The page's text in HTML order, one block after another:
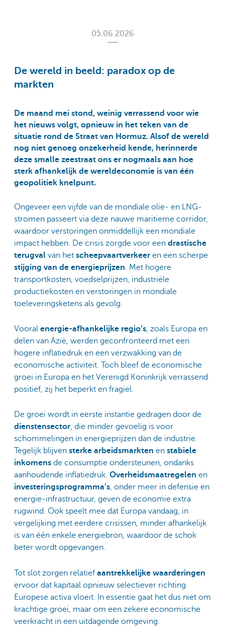
05.06.2026
De wereld in beeld: paradox op de
markten
De maand mei stond, weinig verrassend voor wie
het nieuws volgt, opnieuw in het teken van de
situatie rond de Straat van Hormuz. Alsof de wereld
nog niet genoeg onzekerheid kende, herinnerde
deze smalle zeestraat ons er nogmaals aan hoe
sterk afhankelijk de wereldeconomie is van één
geopolitiek knelpunt.
Ongeveer een vijfde van de mondiale olie- en LNG-
stromen passeert via deze nauwe maritieme corridor,
waardoor verstoringen onmiddellijk een mondiale
impact hebben. De crisis zorgde voor een drastische
terugval van het scheepvaartverkeer en een scherpe
stijging van de energieprijzen . Met hogere
transportkosten, voedselprijzen, industriële
productiekosten en verstoringen in mondiale
toeleveringsketens als gevolg.
Vooral energie-afhankelijke regio’s, zoals Europa en
delen van Azië, werden geconfronteerd met een
hogere inflatiedruk en een verzwakking van de
economische activiteit. Toch bleef de economische
groei in Europa en het Verenigd Koninkrijk verrassend
positief, zij het beperkt en fragiel.
De groei wordt in eerste instantie gedragen door de
dienstensector, die minder gevoelig is voor
schommelingen in energieprijzen dan de industrie.
Tegelijk blijven sterke arbeidsmarkten en stabiele
inkomens de consumptie ondersteunen, ondanks
aanhoudende inflatiedruk. Overheidsmaatregelen en
investeringsprogramma’s, onder meer in defensie en
energie-infrastructuur, geven de economie extra
rugwind. Ook speelt mee dat Europa vandaag, in
vergelijking met eerdere crisissen, minder afhankelijk
is van één enkele energiebron, waardoor de schok
beter wordt opgevangen.
Tot slot zorgen relatief aantrekkelijke waarderingen
ervoor dat kapitaal opnieuw selectiever richting
Europese activa vloeit. In essentie gaat het dus niet om
krachtige groei, maar om een zekere economische
veerkracht in een uitdagende omgeving.